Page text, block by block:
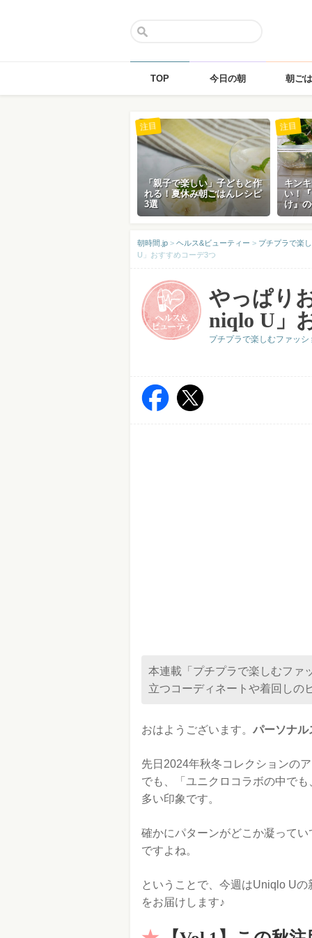
TOP 今日の朝 朝ご
「親子で楽しい」子どもと作
れる！夏休み朝ごはんレシピ
3選
注目
キン
い！
け』
注目
朝時間.jp > ヘルス&ビューティー > プチプラで楽
U」おすすめコーデ3つ
やっぱり
niqlo U」
プチプラで楽しむファッ
本連載「プチプラで楽しむファ
立つコーディネートや着回しの
おはようございます。 パーソナル
先日2024年秋冬コレクションの
でも、「ユニクロコラボの中で
多い印象です。
確かにパターンがどこか凝って
ですよね。
ということで、今週はUniqlo U
をお届けします♪